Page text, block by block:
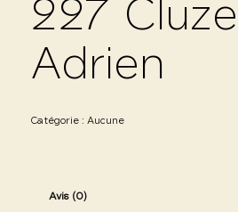
227
Adrien
Catégorie : Aucune
Avis (0)